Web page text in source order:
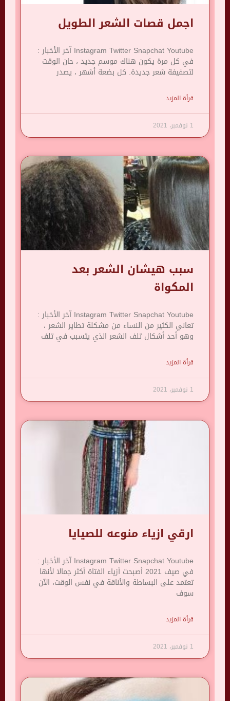
اجمل قصات الشعر الطويل
Instagram Twitter Snapchat Youtube آخر الأخبار :
في كل مرة يكون هناك موسم جديد ، حان الوقت
لتصفيفة شعر جديدة. كل بضعة أشهر ، يصدر
قرأة المزيد
1 نوفمبر، 2021
سبب هيشان الشعر بعد
المكواة
Instagram Twitter Snapchat Youtube آخر الأخبار :
تعاني الكثير من النساء من مشكلة تطاير الشعر ،
وهو أحد أشكال تلف الشعر الذي يتسبب في تلف
قرأة المزيد
1 نوفمبر، 2021
ارقي ازياء منوعه للصيايا
Instagram Twitter Snapchat Youtube آخر الأخبار :
في صيف 2021 أصبحت أزياء الفتاة أكثر جمالا لأنها
تعتمد على البساطة والأناقة في نفس الوقت، الآن
سوف
قرأة المزيد
1 نوفمبر، 2021